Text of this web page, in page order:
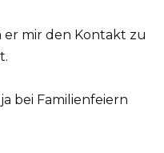
er mir den Kontakt zu
bei Familienfeiern